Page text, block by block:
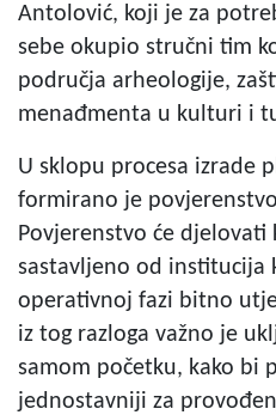
Antolović, koji je za
sebe okupio stručni tim
područja arheologije,
menađmenta u kulturi i
U sklopu procesa izrade
formirano je
Povjerenstvo će
sastavljeno od institucija
operativnoj fazi bitno
iz tog razloga važno je
samom početku, kako bi
jednostavniji za